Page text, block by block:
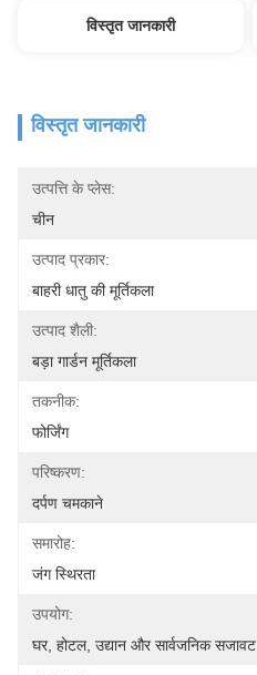
विस्तृत जानकारी
विस्तृत जानकारी
उत्पत्ति के प्लेस:
चीन
उत्पाद प्रकार:
बाहरी धातु की मूर्तिकला
उत्पाद शैली:
बड़ा गार्डन मूर्तिकला
तकनीक:
फोर्जिंग
परिष्करण:
दर्पण चमकाने
समारोह:
जंग स्थिरता
उपयोग:
घर, होटल, उद्यान और सार्वजनिक सजावट